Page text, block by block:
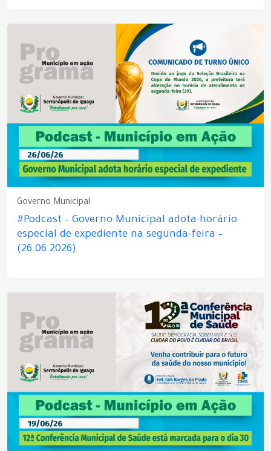
Governo Municipal
#Podcast – Governo Municipal adota horário
especial de expediente na segunda-feira –
(26.06.2026)